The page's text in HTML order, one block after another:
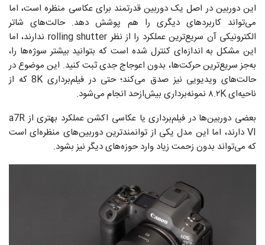
این دوربین در اصل یک دوربین قدرتمند برای عکاسی منظره است، اما
می‌تواند کاربردهای دیگری را هم پوشش دهد. حالت‌های شاتر
الکترونیکی آن سریع‌ترین عملکرد را از نظر rolling shutter ندارند، اما
این مشکل به اندازه‌ای کنترل شده است که بتوانید بیشتر سوژه‌ها را،
به‌جز سریع‌ترین حرکت‌ها، بدون اعوجاج جدی ثبت کنید. این موضوع در
حالت‌های ویدیویی نیز صدق می‌کند؛ حتی در فیلم‌برداری 8K که از
ناحیه‌ای ۸.۲K نمونه‌برداری بیش‌ازحد انجام می‌شود.
بعضی دوربین‌ها در فیلم‌برداری یا عکاسی اکشن عملکرد بهتری از a7R
VI دارند، اما این مدل یکی از توانمندترین دوربین‌های منظره‌ای است
که می‌تواند بدون زحمت زیاد وارد حوزه‌های دیگر نیز بشود.